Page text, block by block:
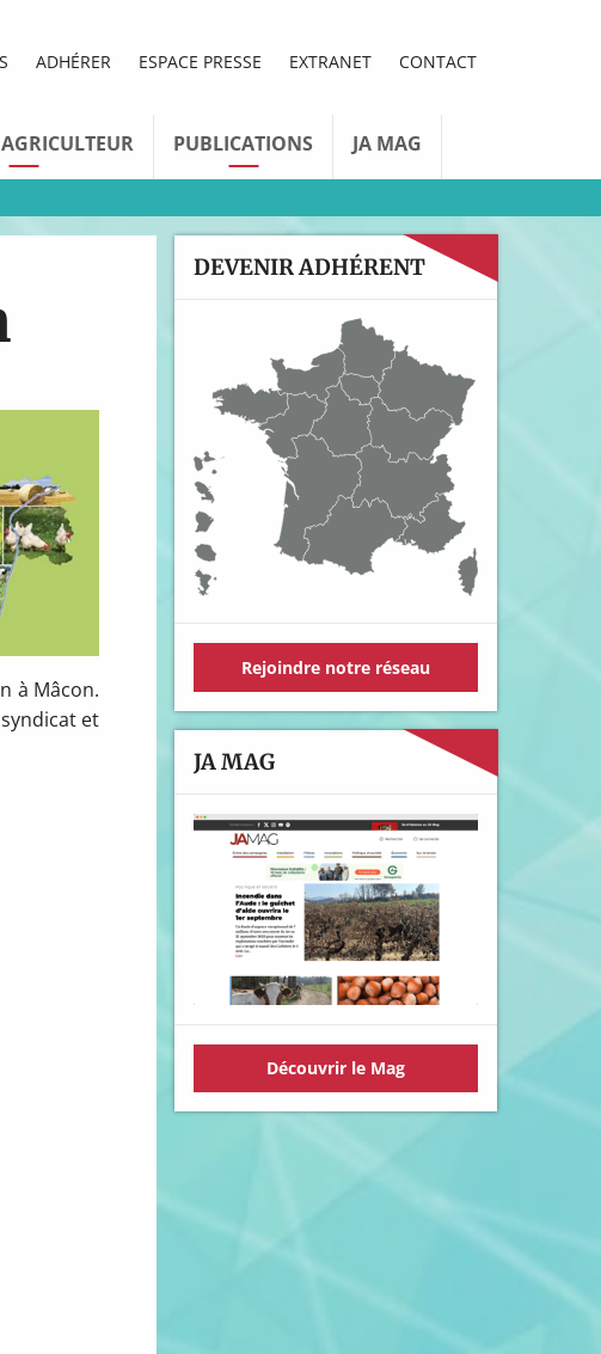
ADHÉRER ESPACE PRESSE EXTRANET CONTACT
PUBLICATIONS JA MAG
à Mâcon.
et
DEVENIR ADHÉRENT
Rejoindre notre réseau
JA MAG
Découvrir le Mag